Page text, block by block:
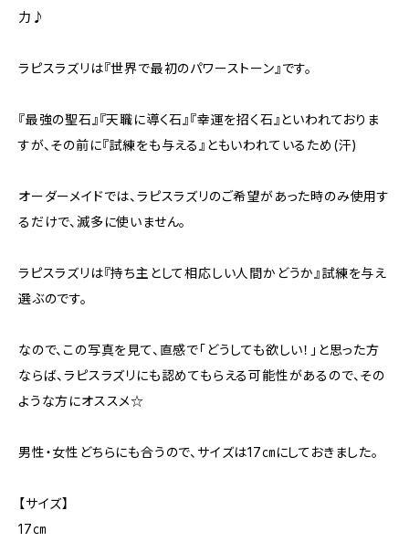
力♪
ラピスラズリは『世界で最初のパワーストーン』です。
『最強の聖石』『天職に導く石』『幸運を招く石』といわれておりま
すが、その前に『試練をも与える』ともいわれているため(汗)
オーダーメイドでは、ラピスラズリのご希望があった時のみ使用す
るだけで、滅多に使いません。
ラピスラズリは『持ち主として相応しい人間かどうか』試練を与え
選ぶのです。
なので、この写真を見て、直感で「どうしても欲しい！」と思った方
ならば、ラピスラズリにも認めてもらえる可能性があるので、その
ような方にオススメ☆
男性・女性どちらにも合うので、サイズは17㎝にしておきました。
【サイズ】
17㎝